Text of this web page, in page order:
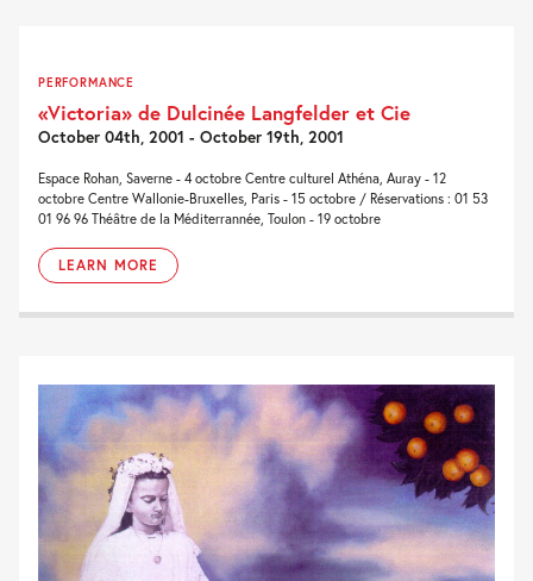
PERFORMANCE
«Victoria» de Dulcinée Langfelder et Cie
October 04th, 2001 - October 19th, 2001
Espace Rohan, Saverne - 4 octobre Centre culturel Athéna, Auray - 12
octobre Centre Wallonie-Bruxelles, Paris - 15 octobre / Réservations : 01 53
01 96 96 Théâtre de la Méditerrannée, Toulon - 19 octobre
LEARN MORE